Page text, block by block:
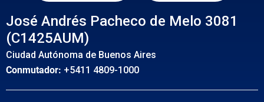
José Andrés Pacheco de Melo 3081
(C1425AUM)
Ciudad Autónoma de Buenos Aires
Conmutador: +5411 4809-1000